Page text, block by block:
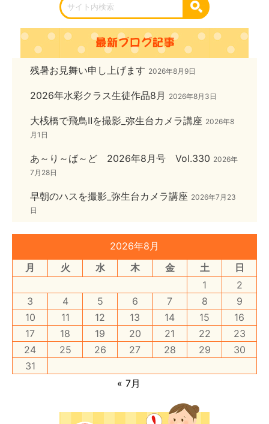
残暑お見舞い申し上げます 2026年8月9日
2026年水彩クラス生徒作品8月 2026年8月3日
大桟橋で飛鳥Ⅱを撮影_弥生台カメラ講座 2026年8
月1日
あ～り～ば～ど 2026年8月号 Vol.330 2026年
7月28日
早朝のハスを撮影_弥生台カメラ講座 2026年7月23
日
2026年8月
月
火 水 木 金 土
日
1
2
3
4 5 6 7 8
9
10
11 12 13 14 15
16
17
18 19 20 21 22
23
24
25 26 27 28 29
30
31
« 7月